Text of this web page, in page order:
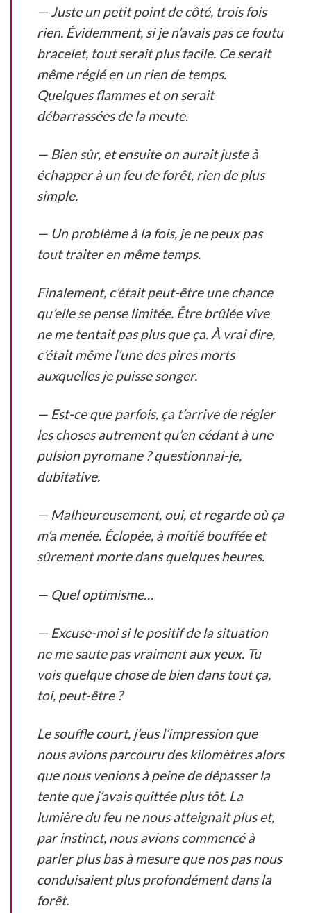
— Juste un petit point de côté, trois fois
rien. Évidemment, si je n’avais pas ce foutu
bracelet, tout serait plus facile. Ce serait
même réglé en un rien de temps.
Quelques flammes et on serait
débarrassées de la meute.
— Bien sûr, et ensuite on aurait juste à
échapper à un feu de forêt, rien de plus
simple.
— Un problème à la fois, je ne peux pas
tout traiter en même temps.
Finalement, c’était peut-être une chance
qu’elle se pense limitée. Être brûlée vive
ne me tentait pas plus que ça. À vrai dire,
c’était même l’une des pires morts
auxquelles je puisse songer.
— Est-ce que parfois, ça t’arrive de régler
les choses autrement qu’en cédant à une
pulsion pyromane ? questionnai-je,
dubitative.
— Malheureusement, oui, et regarde où ça
m’a menée. Éclopée, à moitié bouffée et
sûrement morte dans quelques heures.
— Quel optimisme…
— Excuse-moi si le positif de la situation
ne me saute pas vraiment aux yeux. Tu
vois quelque chose de bien dans tout ça,
toi, peut-être ?
Le souffle court, j’eus l’impression que
nous avions parcouru des kilomètres alors
que nous venions à peine de dépasser la
tente que j’avais quittée plus tôt. La
lumière du feu ne nous atteignait plus et,
par instinct, nous avions commencé à
parler plus bas à mesure que nos pas nous
conduisaient plus profondément dans la
forêt.